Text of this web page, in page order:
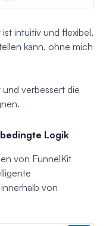
intuitiv und flexibel,
kann, ohne mich
verbessert die
Logik
von FunnelKit
von